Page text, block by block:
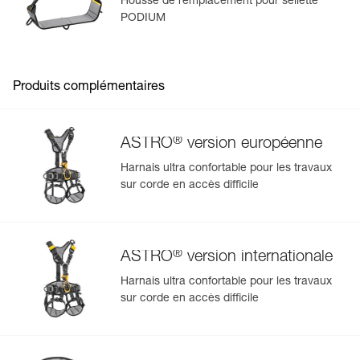
PODIUM
Produits complémentaires
ASTRO® version européenne
Harnais ultra confortable pour les travaux
sur corde en accès difficile
ASTRO® version internationale
Harnais ultra confortable pour les travaux
sur corde en accès difficile